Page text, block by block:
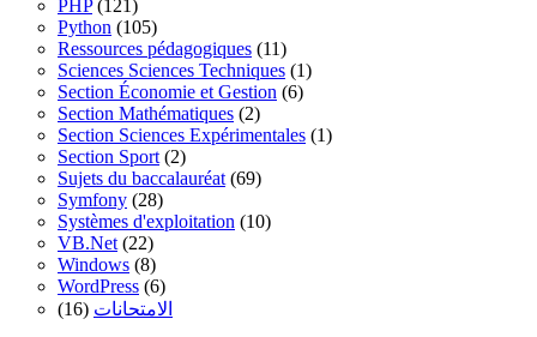
PHP(121)
Python (105)
Ressources pédagogiques (11)
Sciences Sciences Techniques (1)
Section Économie et Gestion (6)
Section Mathématiques (2)
Section Sciences Expérimentales (1)
Section Sport (2)
Sujets du baccalauréat (69)
Symfony (28)
Systèmes d'exploitation (10)
VB.Net (22)
Windows (8)
WordPress (6)
الامتحانات (16)